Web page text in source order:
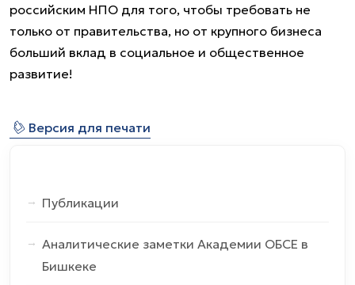
российским НПО для того, чтобы требовать не
только от правительства, но от крупного бизнеса
больший вклад в социальное и общественное
развитие!
⎙ Версия для печати
Публикации
Аналитические заметки Академии ОБСЕ в
Бишкеке